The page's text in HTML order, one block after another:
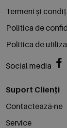
Termeni și
Politica de
Politica de
Social media
Suport Clienți
Contactează-ne
Service